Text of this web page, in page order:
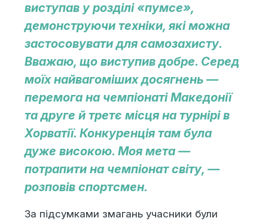
виступав у розділі «пумсе»,
демонструючи техніки, які можна
застосовувати для самозахисту.
Вважаю, що виступив добре. Серед
моїх найвагоміших досягнень —
перемога на чемпіонаті Македонії
та друге й третє місця на турнірі в
Хорватії. Конкуренція там була
дуже високою. Моя мета —
потрапити на чемпіонат світу, —
розповів спортсмен.
За підсумками змагань учасники були